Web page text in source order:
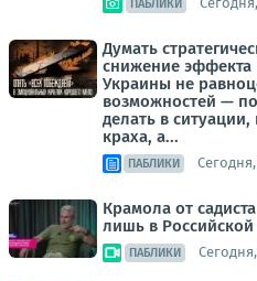
ПАБЛИКИ
Думать
снижение эффекта
Украины не
возможностей —
делать в
краха, а...
ПАБЛИКИ Сегодня,
Крамола от
лишь в
ПАБЛИКИ